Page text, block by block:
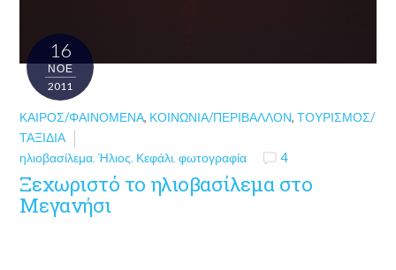
16
ΝΟΈ
2011
ΚΑΙΡΌΣ/ΦΑΙΝΌΜΕΝΑ, ΚΟΙΝΩΝΊΑ/ΠΕΡΙΒΆΛΛΟΝ,ΤΟΥΡΙΣΜΌΣ/
ΤΑΞΊΔΙΑ
ηλιοβασίλεμα,Ήλιος, Κεφάλι,φωτογραφία 4
Ξεχωριστό το ηλιοβασίλεμα στο
Μεγανήσι